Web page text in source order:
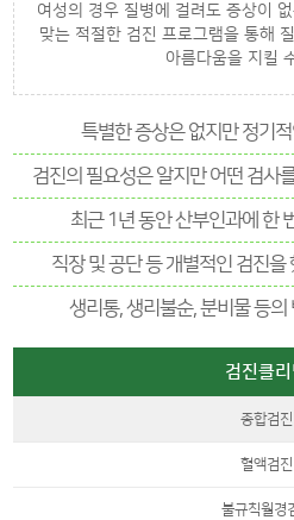
여성의 경우 질병에 걸려도 증상이
맞는 적절한 검진 프로그램을 통해
아름다움을 지킬
특별한 증상은 없지만 정기
검진의 필요성은 알지만 어떤 검사
최근 1년 동안 산부인과에 한
직장 및 공단 등 개별적인 검진
생리통, 생리불순, 분비물 등
검진클리
종합검진
혈액검진
불규칙월경